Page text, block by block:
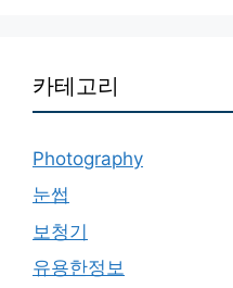
카테고리
Photography
눈썹
보청기
유용한정보